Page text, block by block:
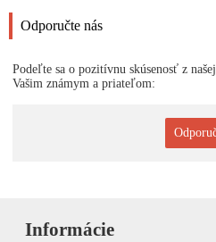
Odporučte nás
Podeľte sa o pozitívnu skúsenosť z
Vašim známym a priateľom:
Informácie